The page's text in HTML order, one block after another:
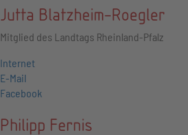
Jutta Blatzheim-Roegler
Mitglied des Landtags Rheinland-Pfalz
Internet
E-Mail
Facebook
Philipp Fernis